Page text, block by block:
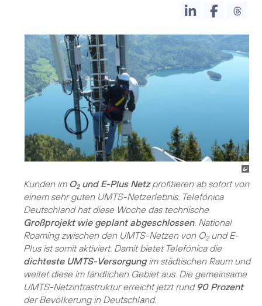
Kunden im O2und E-Plus Netzprofitieren ab sofort von
einem sehr guten UMTS-Netzerlebnis. Telefónica
Deutschland hat diese Woche das technische
Großprojekt wie geplant abgeschlossen. National
Roaming zwischen den UMTS-Netzen von O2und E-
Plus ist somit aktiviert. Damit bietet Telefónica die
dichteste UMTS-Versorgungim städtischen Raum und
weitet diese im ländlichen Gebiet aus. Die gemeinsame
UMTS-Netzinfrastruktur erreicht jetzt rund 90 Prozent
der Bevölkerung in Deutschland.